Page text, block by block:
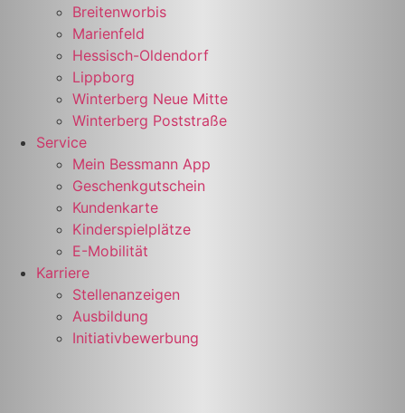
Breitenworbis
Marienfeld
Hessisch-Oldendorf
Lippborg
Winterberg Neue Mitte
Winterberg Poststraße
Service
Mein Bessmann App
Geschenkgutschein
Kundenkarte
Kinderspielplätze
E-Mobilität
Karriere
Stellenanzeigen
Ausbildung
Initiativbewerbung